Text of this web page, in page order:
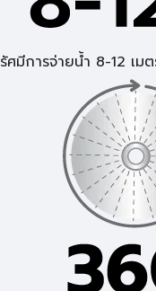
รัศมีการจ่ายน้ำ 8-12 เม